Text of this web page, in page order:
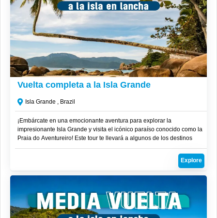
R$270
Vuelta completa a la Isla Grande
Isla Grande , Brazil
¡Embárcate en una emocionante aventura para explorar la
impresionante Isla Grande y visita el icónico paraíso conocido como la
Praia do Aventureiro! Este tour te llevará a algunos de los destinos
más hermosos de la región en una experiencia inolvidable.
Explore